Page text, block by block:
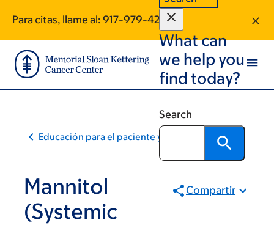
main
content
footer
Para citas, llame al: 917-979-4252
What can
we help you
find today?
Search
Educación para el paciente y la comunidad
Mannitol
(Systemic
Compartir